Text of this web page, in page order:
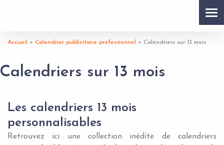
Accueil » Calendrier publicitaire professionnel » Calendriers sur 13 mois
Calendriers sur 13 mois
Les calendriers 13 mois
personnalisables
Retrouvez ici une collection inédite de calendriers